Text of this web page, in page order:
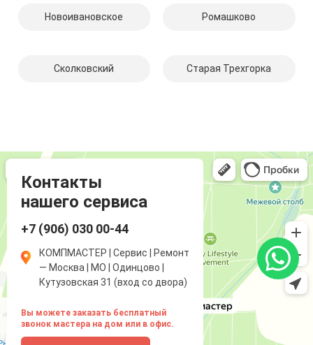
Новоивановское Ромашково
Сколковский Старая Трехгорка
Контакты
нашего сервиса
+7 (906) 030 00-44
КОМПМАСТЕР | Сервис | Ремонт
— Москва | МО | Одинцово |
Кутузовская 31 (вход со двора)
Вы можете заказать бесплатный
звонок мастера на дом или в офис.
Компмастер
Ремонт аудиотехники и видеотехники в Одинцово